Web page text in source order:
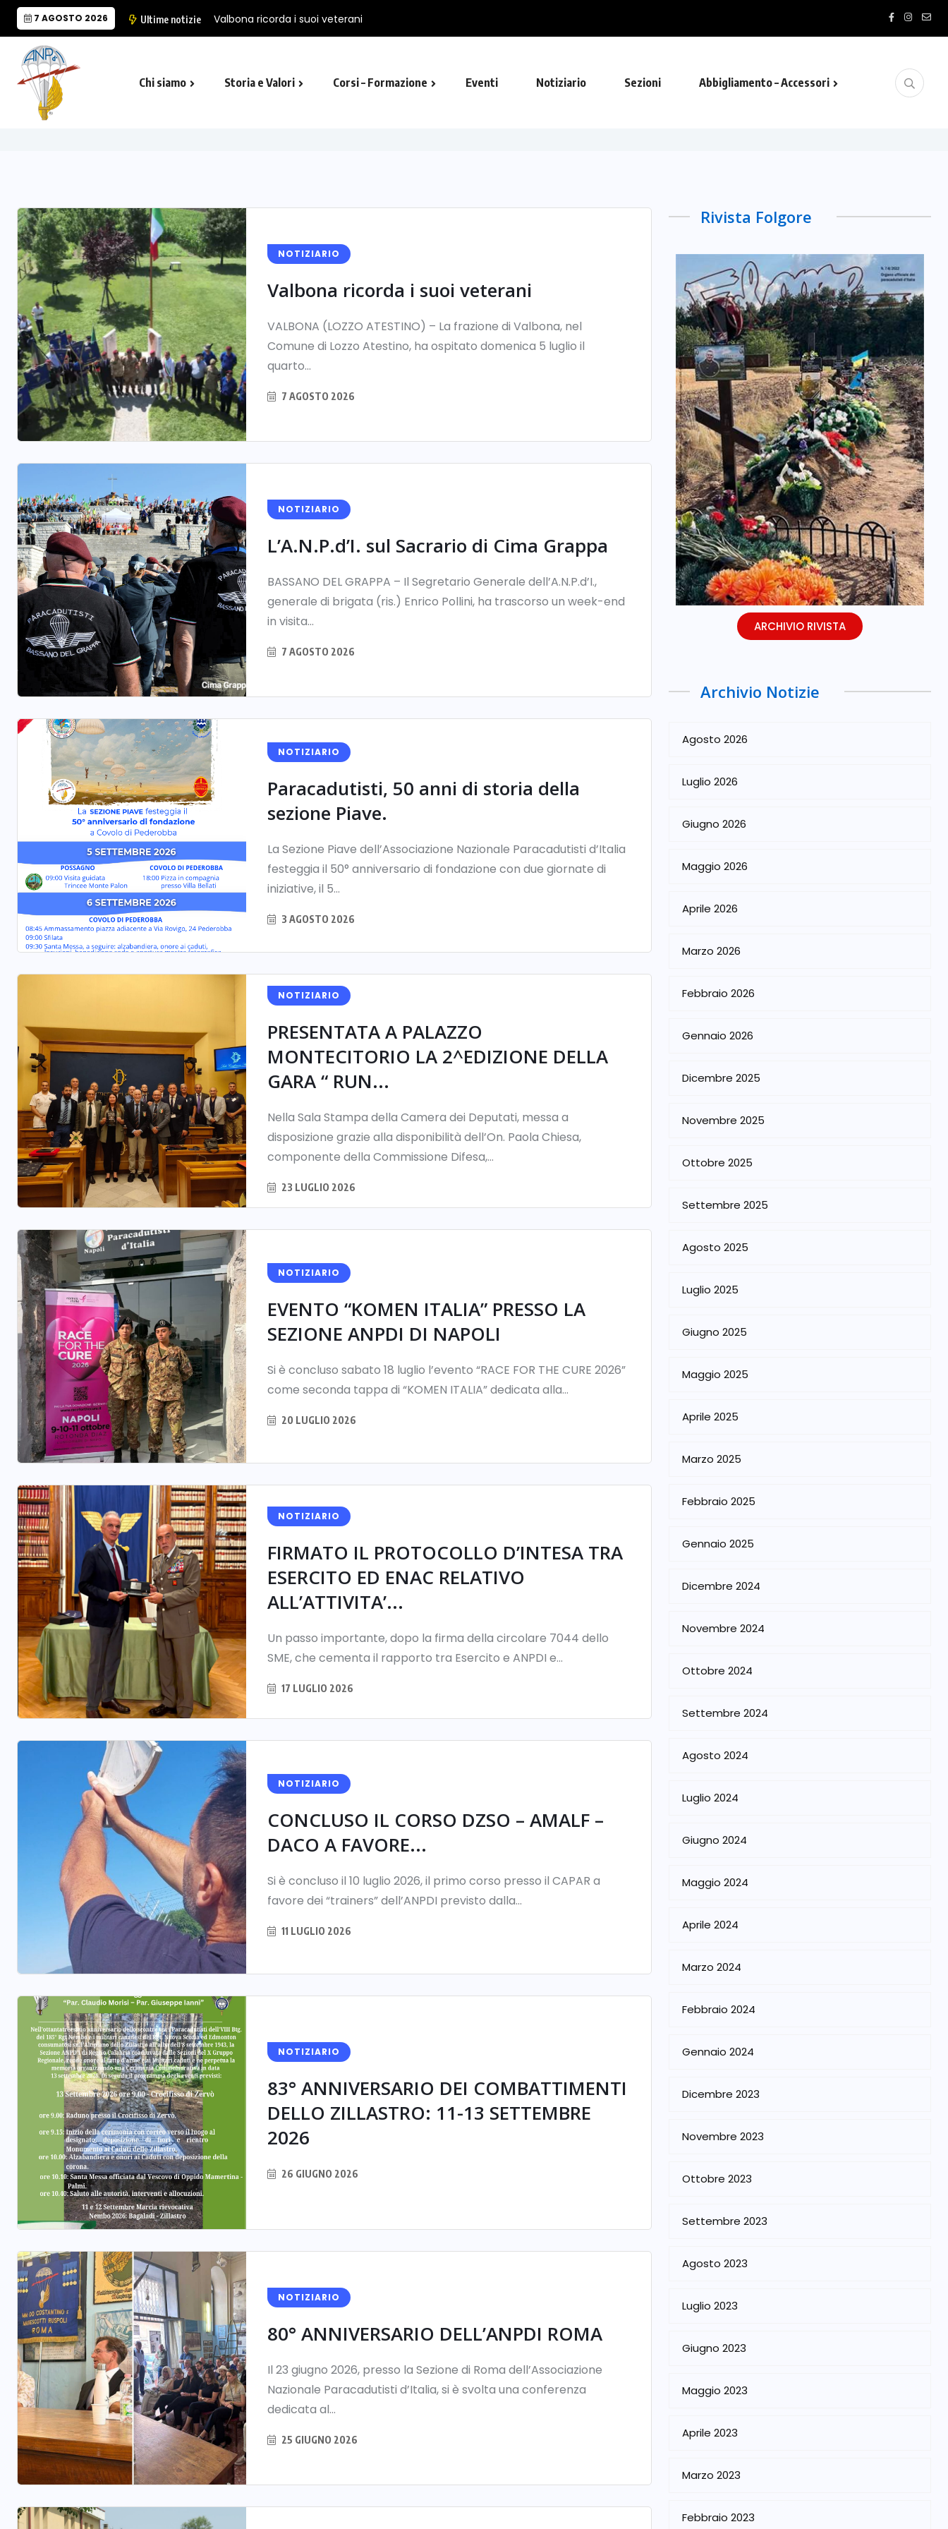
7 AGOSTO 2026 Ultime notizie Valbona ricorda i suoi veterani
Chi siamo Storia e Valori Corsi – Formazione Eventi Notiziario Sezioni Abbigliamento – Accessori
NOTIZIARIO
Valbona ricorda i suoi veterani
VALBONA (LOZZO ATESTINO) – La frazione di Valbona, nel
Comune di Lozzo Atestino, ha ospitato domenica 5 luglio il
quarto...
7 AGOSTO 2026
NOTIZIARIO
L’A.N.P.d’I. sul Sacrario di Cima Grappa
BASSANO DEL GRAPPA – Il Segretario Generale dell’A.N.P.d’I.,
generale di brigata (ris.) Enrico Pollini, ha trascorso un week-end
in visita...
7 AGOSTO 2026
NOTIZIARIO
Paracadutisti, 50 anni di storia della
sezione Piave.
La Sezione Piave dell’Associazione Nazionale Paracadutisti d’Italia
festeggia il 50° anniversario di fondazione con due giornate di
iniziative, il 5...
3 AGOSTO 2026
NOTIZIARIO
PRESENTATA A PALAZZO
MONTECITORIO LA 2^EDIZIONE DELLA
GARA “ RUN...
Nella Sala Stampa della Camera dei Deputati, messa a
disposizione grazie alla disponibilità dell’On. Paola Chiesa,
componente della Commissione Difesa,...
23 LUGLIO 2026
NOTIZIARIO
EVENTO “KOMEN ITALIA” PRESSO LA
SEZIONE ANPDI DI NAPOLI
Si è concluso sabato 18 luglio l’evento “RACE FOR THE CURE 2026”
come seconda tappa di “KOMEN ITALIA” dedicata alla...
20 LUGLIO 2026
NOTIZIARIO
FIRMATO IL PROTOCOLLO D’INTESA TRA
ESERCITO ED ENAC RELATIVO
ALL’ATTIVITA’...
Un passo importante, dopo la firma della circolare 7044 dello
SME, che cementa il rapporto tra Esercito e ANPDI e...
17 LUGLIO 2026
NOTIZIARIO
CONCLUSO IL CORSO DZSO – AMALF –
DACO A FAVORE...
Si è concluso il 10 luglio 2026, il primo corso presso il CAPAR a
favore dei “trainers” dell’ANPDI previsto dalla...
11 LUGLIO 2026
NOTIZIARIO
83° ANNIVERSARIO DEI COMBATTIMENTI
DELLO ZILLASTRO: 11-13 SETTEMBRE
2026
26 GIUGNO 2026
NOTIZIARIO
80° ANNIVERSARIO DELL’ANPDI ROMA
Il 23 giugno 2026, presso la Sezione di Roma dell’Associazione
Nazionale Paracadutisti d’Italia, si è svolta una conferenza
dedicata al...
25 GIUGNO 2026
Rivista Folgore
ARCHIVIO RIVISTA
Archivio Notizie
Agosto 2026
Luglio 2026
Giugno 2026
Maggio 2026
Aprile 2026
Marzo 2026
Febbraio 2026
Gennaio 2026
Dicembre 2025
Novembre 2025
Ottobre 2025
Settembre 2025
Agosto 2025
Luglio 2025
Giugno 2025
Maggio 2025
Aprile 2025
Marzo 2025
Febbraio 2025
Gennaio 2025
Dicembre 2024
Novembre 2024
Ottobre 2024
Settembre 2024
Agosto 2024
Luglio 2024
Giugno 2024
Maggio 2024
Aprile 2024
Marzo 2024
Febbraio 2024
Gennaio 2024
Dicembre 2023
Novembre 2023
Ottobre 2023
Settembre 2023
Agosto 2023
Luglio 2023
Giugno 2023
Maggio 2023
Aprile 2023
Marzo 2023
Febbraio 2023